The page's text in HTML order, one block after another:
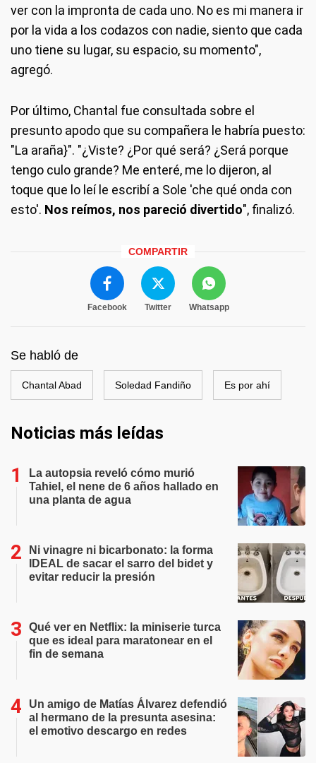
ver con la impronta de cada uno. No es mi manera ir
por la vida a los codazos con nadie, siento que cada
uno tiene su lugar, su espacio, su momento",
agregó.
Por último, Chantal fue consultada sobre el
presunto apodo que su compañera le habría puesto:
"La araña}". "¿Viste? ¿Por qué será? ¿Será porque
tengo culo grande? Me enteré, me lo dijeron, al
toque que lo leí le escribí a Sole 'che qué onda con
esto'. Nos reímos, nos pareció divertido", finalizó.
COMPARTIR
Facebook Twitter Whatsapp
Se habló de
Chantal Abad Soledad Fandiño Es por ahí
Noticias más leídas
La autopsia reveló cómo murió
Tahiel, el nene de 6 años hallado en
una planta de agua
Ni vinagre ni bicarbonato: la forma
IDEAL de sacar el sarro del bidet y
evitar reducir la presión
Qué ver en Netflix: la miniserie turca
que es ideal para maratonear en el
fin de semana
Un amigo de Matías Álvarez defendió
al hermano de la presunta asesina:
el emotivo descargo en redes